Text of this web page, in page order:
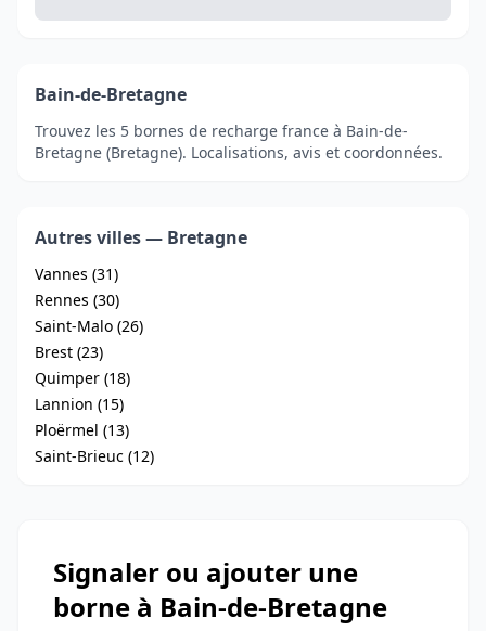
Bain-de-Bretagne
Trouvez les 5 bornes de recharge france à Bain-de-
Bretagne (Bretagne). Localisations, avis et coordonnées.
Autres villes — Bretagne
Vannes (31)
Rennes (30)
Saint-Malo (26)
Brest (23)
Quimper (18)
Lannion (15)
Ploërmel (13)
Saint-Brieuc (12)
Signaler ou ajouter une
borne à Bain-de-Bretagne